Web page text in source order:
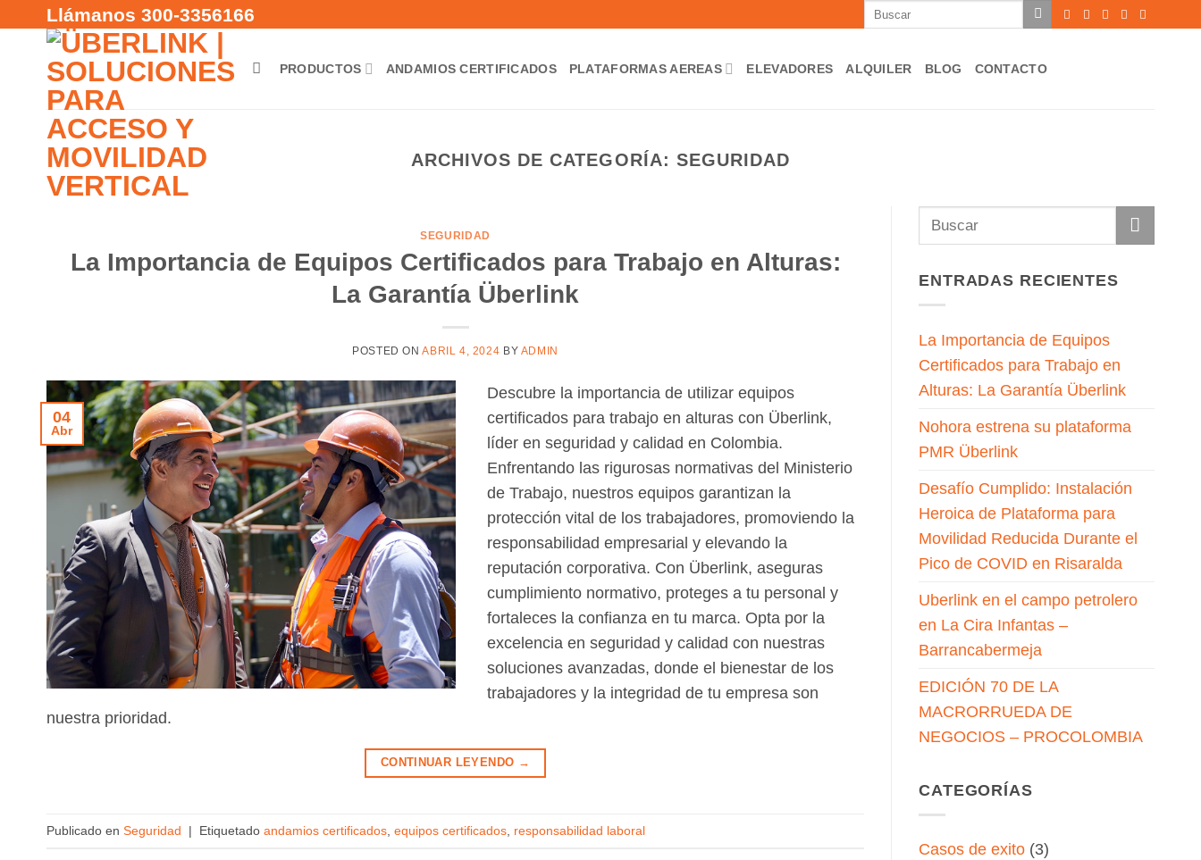
contenido
Llámanos 300-3356166
Buscar
PRODUCTOS ANDAMIOS CERTIFICADOS PLATAFORMAS AEREAS ELEVADORES ALQUILER BLOG CONTACTO
ARCHIVOS DE CATEGORÍA: SEGURIDAD
SEGURIDAD
La Importancia de Equipos Certificados para Trabajo en Alturas:
La Garantía Überlink
POSTED ONABRIL 4, 2024 BY ADMIN
04
Abr
Descubre la importancia de utilizar equipos
certificados para trabajo en alturas con Überlink,
líder en seguridad y calidad en Colombia.
Enfrentando las rigurosas normativas del Ministerio
de Trabajo, nuestros equipos garantizan la
protección vital de los trabajadores, promoviendo la
responsabilidad empresarial y elevando la
reputación corporativa. Con Überlink, aseguras
cumplimiento normativo, proteges a tu personal y
fortaleces la confianza en tu marca. Opta por la
excelencia en seguridad y calidad con nuestras
soluciones avanzadas, donde el bienestar de los
trabajadores y la integridad de tu empresa son
nuestra prioridad.
CONTINUAR LEYENDO →
Publicado en Seguridad | Etiquetado andamios certificados equipos certificados responsabilidad laboral
ENTRADAS RECIENTES
La Importancia de Equipos
Certificados para Trabajo en
Alturas: La Garantía Überlink
Nohora estrena su plataforma
PMR Überlink
Desafío Cumplido: Instalación
Heroica de Plataforma para
Movilidad Reducida Durante el
Pico de COVID en Risaralda
Uberlink en el campo petrolero
en La Cira Infantas –
Barrancabermeja
EDICIÓN 70 DE LA
MACRORRUEDA DE
NEGOCIOS – PROCOLOMBIA
CATEGORÍAS
Casos de exito (3)